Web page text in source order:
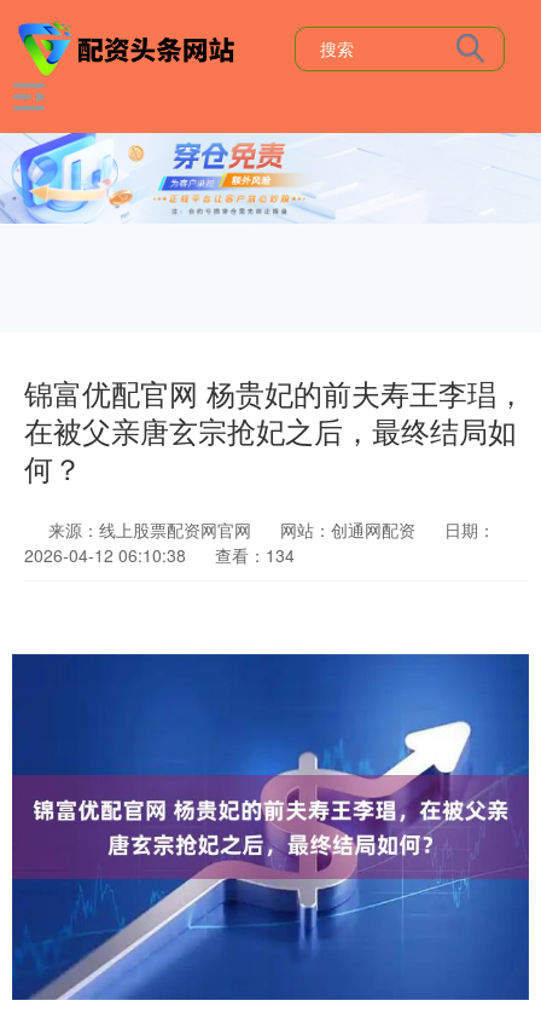
锦富优配官网 杨贵妃的前夫寿王李琩，
在被父亲唐玄宗抢妃之后，最终结局如
何？
来源：线上股票配资网官网 网站：创通网配资
日期：
2026-04-12 06:10:38
查看：134